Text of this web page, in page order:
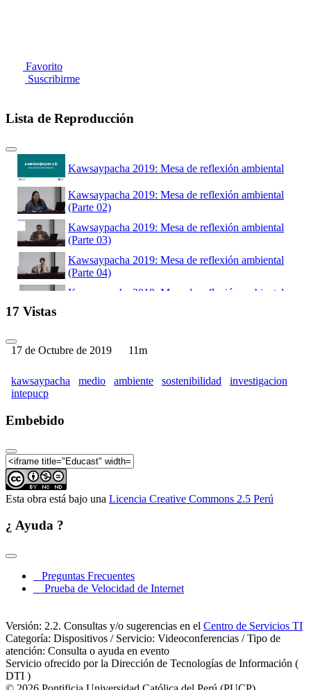
Favorito
Suscribirme
Lista de Reproducción
Kawsaypacha 2019: Mesa de reflexión ambiental
Kawsaypacha 2019: Mesa de reflexión ambiental
(Parte 02)
Kawsaypacha 2019: Mesa de reflexión ambiental
(Parte 03)
Kawsaypacha 2019: Mesa de reflexión ambiental
(Parte 04)
Kawsaypacha 2019: Mesa de reflexión ambiental
Kawsaypacha 2019: Mesa de reflexión ambiental
Kawsaypacha 2019: Mesa de reflexión ambiental
Kawsaypacha 2019: Mesa de reflexión ambiental
(Parte 10)
(Parte 11)
Kawsaypacha 2019: Mesa de reflexión ambiental
(Parte 15)
Kawsaypacha 2019: Mesa de reflexión ambiental
(Parte 16)
Kawsaypacha 2019: Mesa de reflexión ambiental
17 Vistas
17 de Octubre de 2019 11m
kawsaypacha medio ambiente sostenibilidad
investigacion
intepucp
Embebido
Esta obra está bajo una Licencia Creative Commons 2.5 Perú
¿ Ayuda ?
Preguntas Frecuentes
Prueba de Velocidad de Internet
Versión: 2.2. Consultas y/o sugerencias en el Centro de Servicios TI
Categoría: Dispositivos / Servicio: Videoconferencias / Tipo de
atención: Consulta o ayuda en evento
Servicio ofrecido por la Dirección de Tecnologías de Información (
DTI )